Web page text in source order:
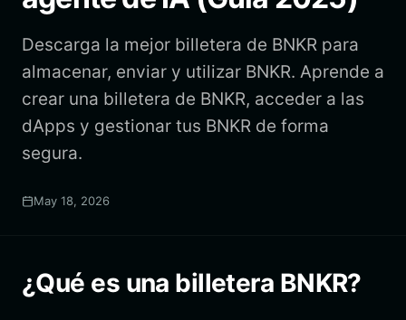
Descarga la mejor billetera de BNKR para
almacenar, enviar y utilizar BNKR. Aprende a
crear una billetera de BNKR, acceder a las
dApps y gestionar tus BNKR de forma
segura.
May 18, 2026
¿Qué es una billetera BNKR?